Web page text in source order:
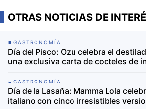
OTRAS NOTICIAS DE
GASTRONOMÍA
Día del Pisco: Ozu celebra el
una exclusiva carta de cocteles de
GASTRONOMÍA
Día de la Lasaña: Mamma Lola
italiano con cinco irresistibles